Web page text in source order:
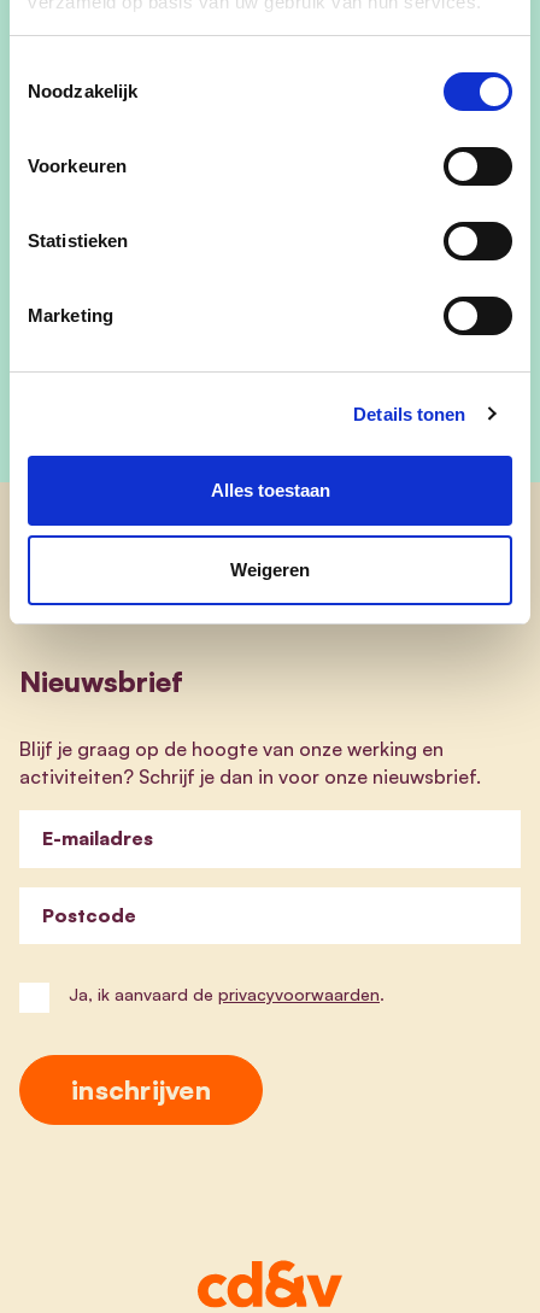
Noodzakelijk
Voorkeuren
Statistieken
Marketing
Details tonen
Alles toestaan
Weigeren
Ja, cd&v mag me contacteren voor zaken aangaande dit
Ja, ik aanvaard de privacyvoorwaarden
Hoeveel personen naast jezelf neem je nog mee?
cd&v Boortmeerbeek
Nieuwsbrief
Blijf je graag op de hoogte van onze werking en
activiteiten? Schrijf je dan in voor onze nieuwsbrief.
E-mailadres
Postcode
Ja, ik aanvaard de privacyvoorwaarden.